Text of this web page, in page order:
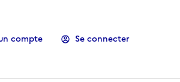
compte Se connecter